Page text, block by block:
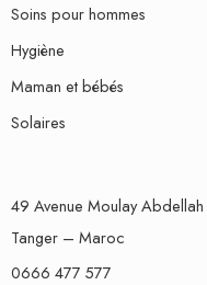
Soins pour hommes
Hygiène
Maman et bébés
Solaires
49 Avenue Moulay Abdellah
Tanger – Maroc
0666 477 577